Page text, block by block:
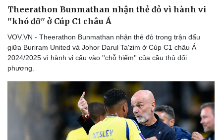
Ô tô - Xe máy
Theerathon Bunmathan nhận thẻ đỏ vì hành vi
''khó đỡ'' ở Cúp C1 châu Á
VOV.VN - Theerathon Bunmathan nhận thẻ đỏ trong trận đấu
giữa Buriram United và Johor Darul Ta'zim ở Cúp C1 châu Á
2024/2025 vì hành vi cấu vào ''chỗ hiểm'' của cầu thủ đối
phương.